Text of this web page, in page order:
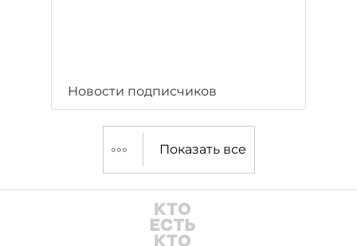
Новости подписчиков
Показать все